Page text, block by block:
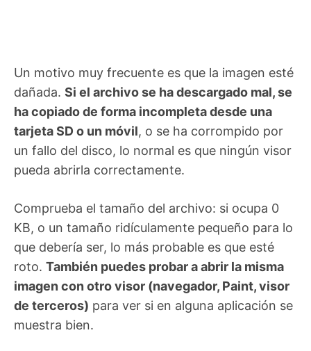
Un motivo muy frecuente es que la imagen esté
dañada. Si el archivo se ha descargado mal, se
ha copiado de forma incompleta desde una
tarjeta SD o un móvil, o se ha corrompido por
un fallo del disco, lo normal es que ningún visor
pueda abrirla correctamente.
Comprueba el tamaño del archivo: si ocupa 0
KB, o un tamaño ridículamente pequeño para lo
que debería ser, lo más probable es que esté
roto. También puedes probar a abrir la misma
imagen con otro visor (navegador, Paint, visor
de terceros) para ver si en alguna aplicación se
muestra bien.